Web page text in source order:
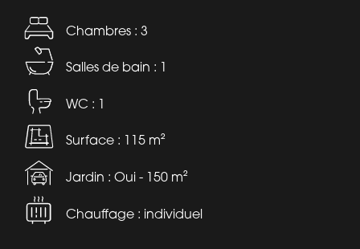
Chambres : 3
Salles de bain : 1
WC : 1
Surface : 115 m²
Jardin : Oui - 150 m²
Chauffage : individuel